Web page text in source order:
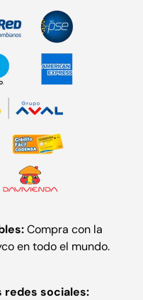
Compra con la
en todo el mundo.
redes sociales: